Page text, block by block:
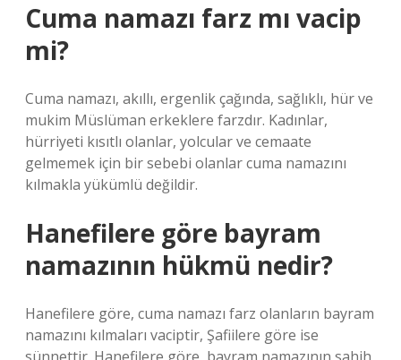
Cuma namazı farz mı vacip
mi?
Cuma namazı, akıllı, ergenlik çağında, sağlıklı, hür ve
mukim Müslüman erkeklere farzdır. Kadınlar,
hürriyeti kısıtlı olanlar, yolcular ve cemaate
gelmemek için bir sebebi olanlar cuma namazını
kılmakla yükümlü değildir.
Hanefilere göre bayram
namazının hükmü nedir?
Hanefilere göre, cuma namazı farz olanların bayram
namazını kılmaları vaciptir, Şafiilere göre ise